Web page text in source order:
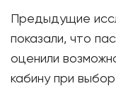
Предыдущие
показали, что
оценили
кабину при